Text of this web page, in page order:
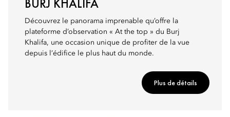
BURJ KHALIFA
Découvrez le panorama imprenable qu’offre la
plateforme d’observation « At the top » du Burj
Khalifa, une occasion unique de profiter de la vue
depuis l’édifice le plus haut du monde.
Plus de détails